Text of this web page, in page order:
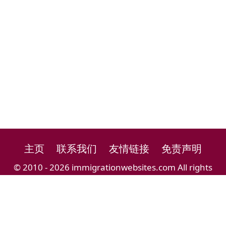
主页 联系我们 友情链接 免责声明
© 2010 - 2026 immigrationwebsites.com All rights